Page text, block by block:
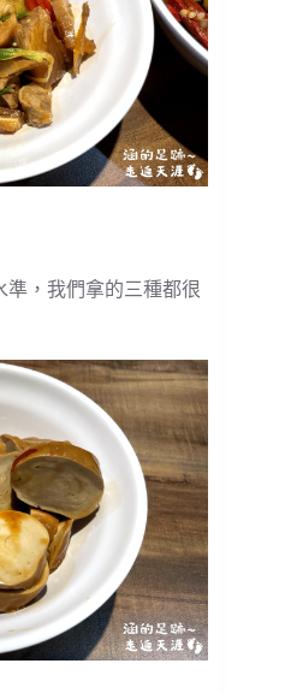
準，我們拿的三種都很